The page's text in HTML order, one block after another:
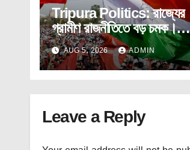
Tripura Politics: রাজ্যের
গ্রামীণ রাজনীতিতে বড় চমক।
কংগ্রেস – সিপিআইএম যৌথ
ভাবে দখল করলো পঞ্চায়েত।
AUG 5, 2026 ADMIN
Leave a Reply